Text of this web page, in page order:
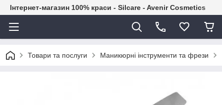
Інтернет-магазин 100% краси - Silcare - Avenir Cosmetics
Товари та послуги Маникюрні інструменти та фрези